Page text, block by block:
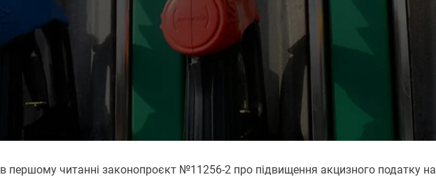
в першому читанні законопроєкт №11256-2 про підвищення акцизного податку на